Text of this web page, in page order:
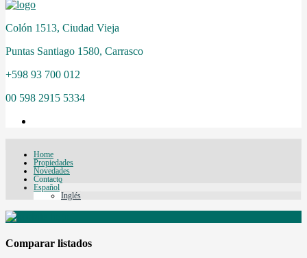
Colón 1513, Ciudad Vieja
Puntas Santiago 1580, Carrasco
+598 93 700 012
00 598 2915 5334
Home
Propiedades
Novedades
Contacto
Español
Inglés
Comparar listados